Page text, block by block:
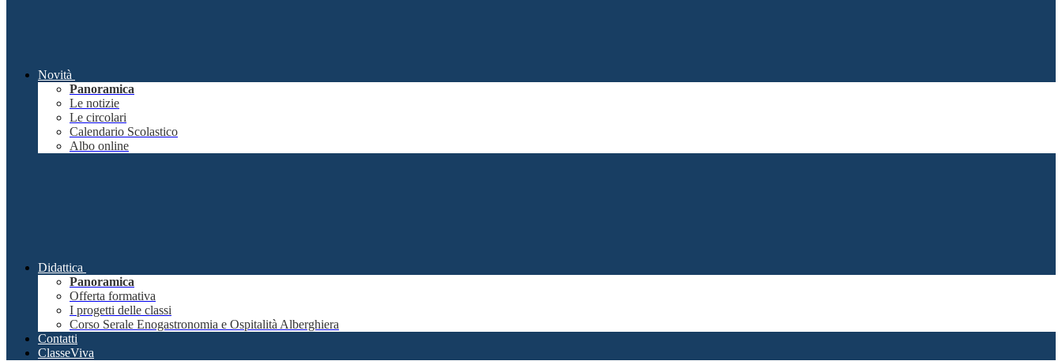
Novità
Panoramica
Le notizie
Le circolari
Calendario Scolastico
Albo online
Didattica
Panoramica
Offerta formativa
I progetti delle classi
Corso Serale Enogastronomia e Ospitalità Alberghiera
Contatti
ClasseViva